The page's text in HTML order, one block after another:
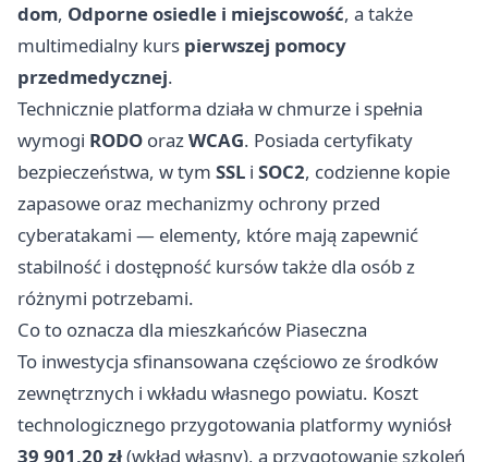
dom, Odporne osiedle i miejscowość, a także
multimedialny kurs pierwszej pomocy
przedmedycznej.
Technicznie platforma działa w chmurze i spełnia
wymogi RODO orazWCAG. Posiada certyfikaty
bezpieczeństwa, w tym SSL i SOC2, codzienne kopie
zapasowe oraz mechanizmy ochrony przed
cyberatakami — elementy, które mają zapewnić
stabilność i dostępność kursów także dla osób z
różnymi potrzebami.
Co to oznacza dla mieszkańców Piaseczna
To inwestycja sfinansowana częściowo ze środków
zewnętrznych i wkładu własnego powiatu. Koszt
technologicznego przygotowania platformy wyniósł
39 901,20 zł(wkład własny), a przygotowanie szkoleń